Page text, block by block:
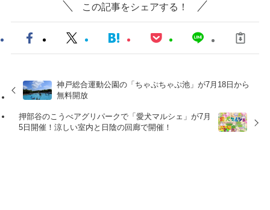
この記事をシェアする！
神戸総合運動公園の「ちゃぷちゃぷ池」が7月18日から
無料開放
押部谷のこうべアグリパークで「愛犬マルシェ」が7月
5日開催！涼しい室内と日陰の回廊で開催！